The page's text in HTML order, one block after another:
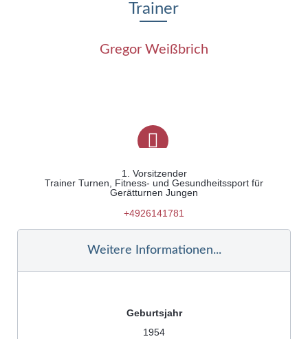
Trainer
Gregor Weißbrich
1. Vorsitzender
Trainer Turnen, Fitness- und Gesundheitssport für
Gerätturnen Jungen
+4926141781
Weitere Informationen...
Geburtsjahr
1954